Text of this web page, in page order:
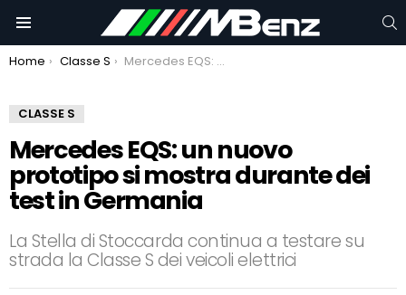
You are here:
Home Classe S Mercedes EQS: un nuovo prototipo si mostra durante dei test in Germania
CLASSE S
Mercedes EQS: un nuovo
prototipo si mostra durante dei
test in Germania
La Stella di Stoccarda continua a testare su
strada la Classe S dei veicoli elettrici